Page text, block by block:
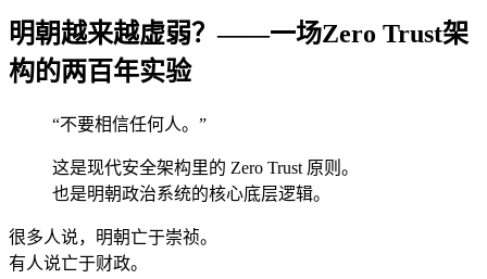
明朝越来越虚弱？——一场Zero Trust架
构的两百年实验
“不要相信任何人。”
这是现代安全架构里的 Zero Trust 原则。
也是明朝政治系统的核心底层逻辑。
很多人说，明朝亡于崇祯。
有人说亡于财政。